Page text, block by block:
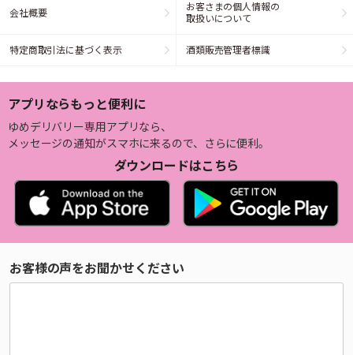
会社概要
お客さまの個人情報の
取扱いについて
特定商取引法に基づく表示 酒類販売管理者標識
アプリならもっと便利に
ゆめデリバリー専用アプリなら、
メッセージの通知がスマホに来るので、さらに便利。
ダウンロードはこちら
お客様の声をお聞かせください